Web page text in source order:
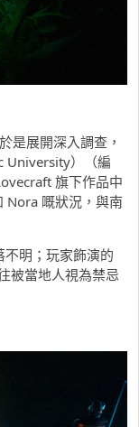
是展開深入調查，
University）（編
旗下作品中
Nora 嘅狀況，與南
明；玩家飾演的
被當地人視為禁忌